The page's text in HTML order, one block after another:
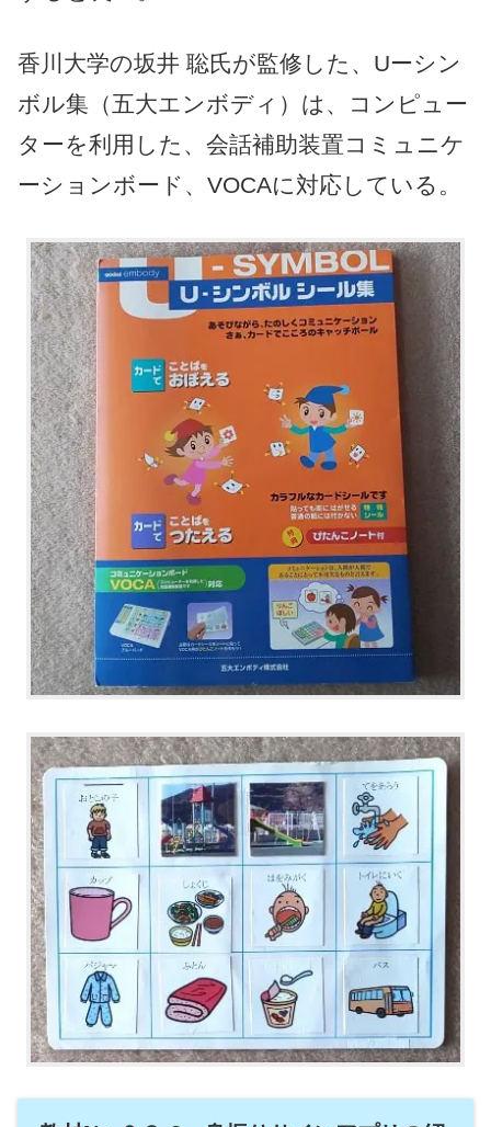
香川大学の坂井 聡氏が監修した、Uーシン
ボル集（五大エンボディ）は、コンピュー
ターを利用した、会話補助装置コミュニケ
ーションボード、VOCAに対応している。